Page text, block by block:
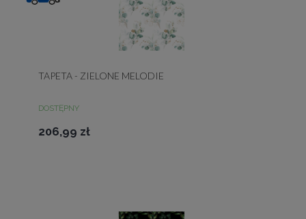
TAPETA - ZIELONE MELODIE
DOSTĘPNY
206,99 zł